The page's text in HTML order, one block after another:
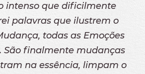
intenso que dificilmente
palavras que ilustrem o
todas as Emoções
São finalmente mudanças
na essência, limpam o